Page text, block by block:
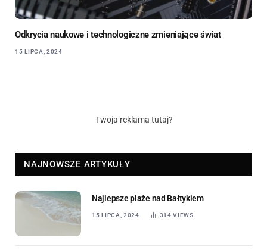
Odkrycia naukowe i technologiczne zmieniające świat
15 LIPCA, 2024
Twoja reklama tutaj?
NAJNOWSZE ARTYKUŁY
Najlepsze plaże nad Bałtykiem
15 LIPCA, 2024 314VIEWS